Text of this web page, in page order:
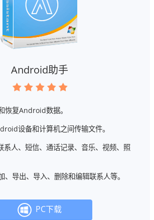
Android助手
恢复Android数据。
设备和计算机之间传输文件。
人、短信、通话记录、音乐、视频、照
、导出、导入、删除和编辑联系人等。
PC下载